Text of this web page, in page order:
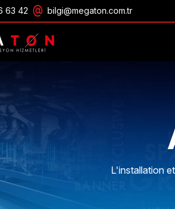
63 42 bilgi@megaton.com.tr
L'installation